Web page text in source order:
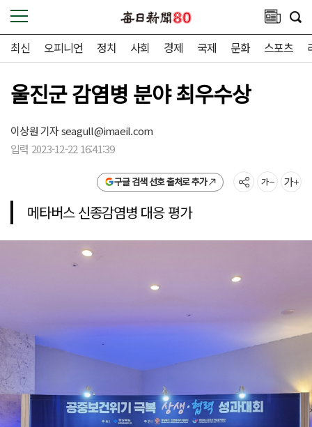
최신 오피니언 정치 사회 경제 국제 문화 스포츠
울진군 감염병 분야 최우수상
이상원 기자seagull@imaeil.com
입력 2023-12-22 16:41:39
구글 검색 선호 출처로 추가
메타버스 신종감염병 대응 평가